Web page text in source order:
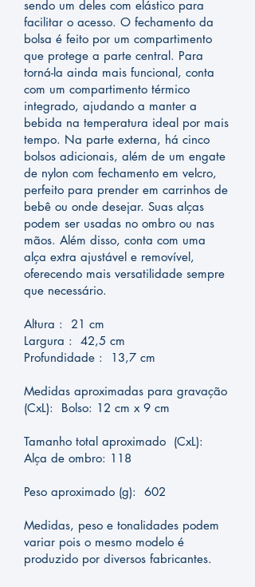
sendo um deles com elástico para
facilitar o acesso. O fechamento da
bolsa é feito por um compartimento
que protege a parte central. Para
torná-la ainda mais funcional, conta
com um compartimento térmico
integrado, ajudando a manter a
bebida na temperatura ideal por mais
tempo. Na parte externa, há cinco
bolsos adicionais, além de um engate
de nylon com fechamento em velcro,
perfeito para prender em carrinhos de
bebê ou onde desejar. Suas alças
podem ser usadas no ombro ou nas
mãos. Além disso, conta com uma
alça extra ajustável e removível,
oferecendo mais versatilidade sempre
que necessário.
Altura : 21 cm
Largura : 42,5 cm
Profundidade : 13,7 cm
Medidas aproximadas para gravação
(CxL): Bolso: 12 cm x 9 cm
Tamanho total aproximado (CxL):
Alça de ombro: 118
Peso aproximado (g): 602
Medidas, peso e tonalidades podem
variar pois o mesmo modelo é
produzido por diversos fabricantes.